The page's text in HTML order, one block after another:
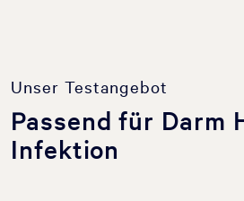
Unser Testangebot
Passend für Darm
Infektion